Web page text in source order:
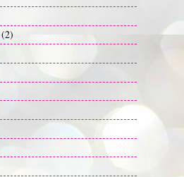
(2)